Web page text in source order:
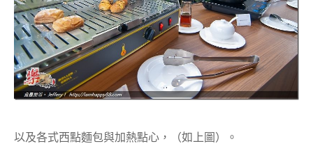
以及各式西點麵包與加熱點心，（如上圖）。